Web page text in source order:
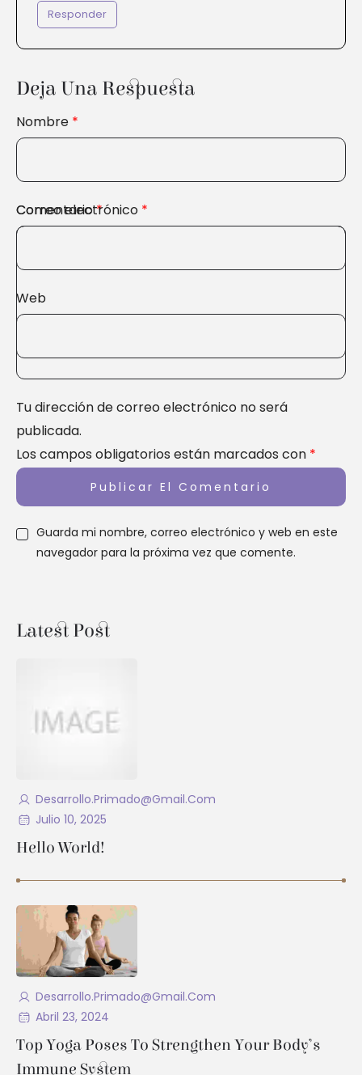
Responder
Deja Una Respuesta
Tu dirección de correo electrónico no será
publicada.
Los campos obligatorios están marcados con *
Comentario*
Nombre *
Correo electrónico *
Web
Guarda mi nombre, correo electrónico y web en este
navegador para la próxima vez que comente.
Latest Post
Julio 10, 2025
Desarrollo.primado@gmail.com
Hello World!
Abril 23, 2024
Desarrollo.primado@gmail.com
Top Yoga Poses To Strengthen Your Body’s
Immune System